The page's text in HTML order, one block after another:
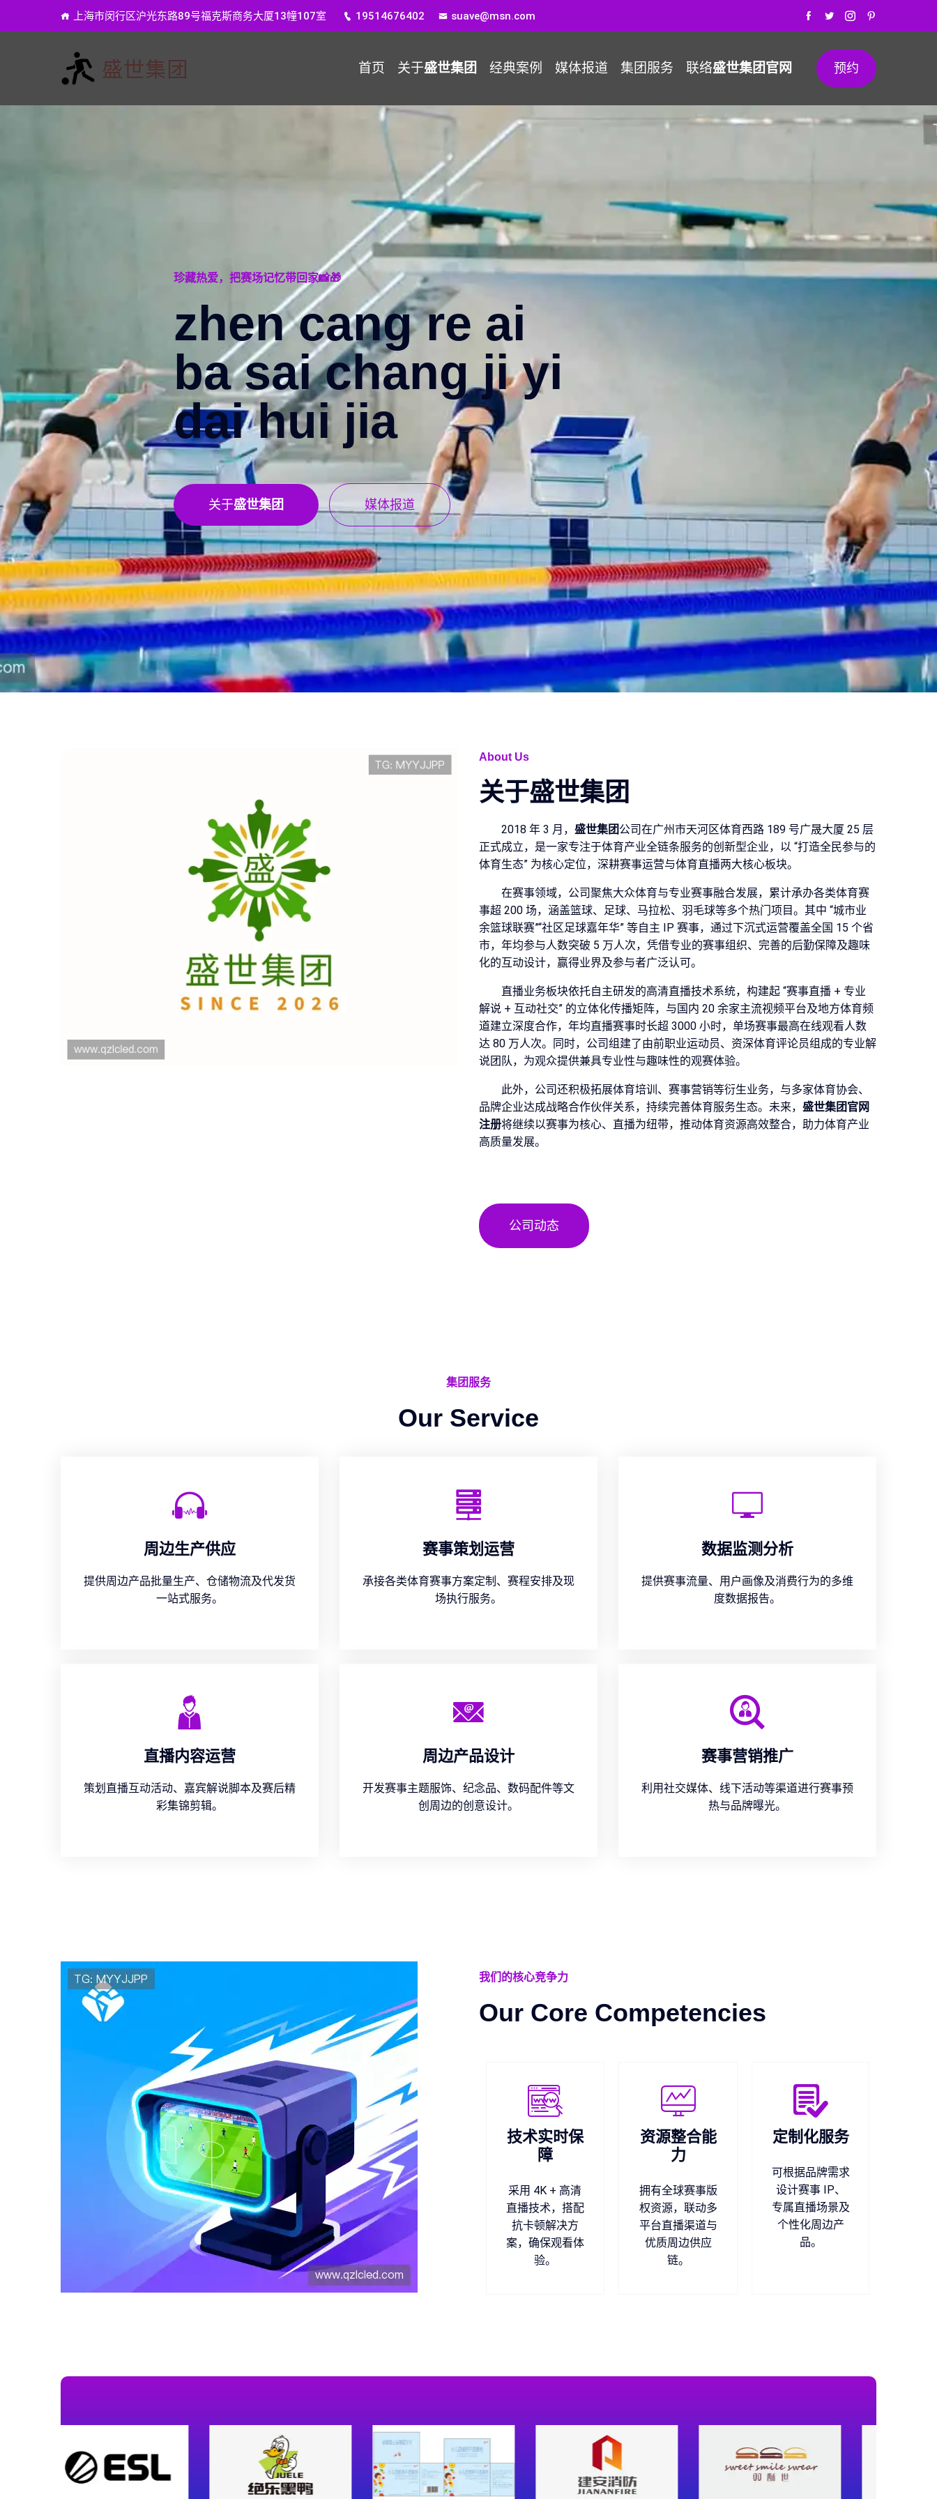
上海市闵行区沪光东路89号福克斯商务大厦13幢107室 19514676402 suave@msn.com
首页 关于盛世集团 经典案例 媒体报道 集团服务 联络盛世集团官网 预约
珍藏热爱，把赛场记忆带回家📸🎁
zhen cang re ai
ba sai chang ji yi
dai hui jia
关于盛世集团 媒体报道
About Us
关于盛世集团
2018 年 3 月， 盛世集团公司在广州市天河区体育西路 189 号广晟大厦 25 层
正式成立，是一家专注于体育产业全链条服务的创新型企业，以 “打造全民参与的
体育生态” 为核心定位，深耕赛事运营与体育直播两大核心板块。
在赛事领域，公司聚焦大众体育与专业赛事融合发展，累计承办各类体育赛
事超 200 场，涵盖篮球、足球、马拉松、羽毛球等多个热门项目。其中 “城市业
余篮球联赛”“社区足球嘉年华” 等自主 IP 赛事，通过下沉式运营覆盖全国 15 个省
市，年均参与人数突破 5 万人次，凭借专业的赛事组织、完善的后勤保障及趣味
化的互动设计，赢得业界及参与者广泛认可。
直播业务板块依托自主研发的高清直播技术系统，构建起 “赛事直播 + 专业
解说 + 互动社交” 的立体化传播矩阵，与国内 20 余家主流视频平台及地方体育频
道建立深度合作，年均直播赛事时长超 3000 小时，单场赛事最高在线观看人数
达 80 万人次。同时，公司组建了由前职业运动员、资深体育评论员组成的专业解
说团队，为观众提供兼具专业性与趣味性的观赛体验。
此外，公司还积极拓展体育培训、赛事营销等衍生业务，与多家体育协会、
品牌企业达成战略合作伙伴关系，持续完善体育服务生态。未来， 盛世集团官网
注册将继续以赛事为核心、直播为纽带，推动体育资源高效整合，助力体育产业
高质量发展。
公司动态
集团服务
Our Service
周边生产供应
提供周边产品批量生产、仓储物流及代发货
一站式服务。
赛事策划运营
承接各类体育赛事方案定制、赛程安排及现
场执行服务。
数据监测分析
提供赛事流量、用户画像及消费行为的多维
度数据报告。
直播内容运营
策划直播互动活动、嘉宾解说脚本及赛后精
彩集锦剪辑。
周边产品设计
开发赛事主题服饰、纪念品、数码配件等文
创周边的创意设计。
赛事营销推广
利用社交媒体、线下活动等渠道进行赛事预
热与品牌曝光。
我们的核心竞争力
Our Core Competencies
技术实时保
障
采用 4K + 高清
直播技术，搭配
抗卡顿解决方
案，确保观看体
验。
资源整合能
力
拥有全球赛事版
权资源，联动多
平台直播渠道与
优质周边供应
链。
定制化服务
可根据品牌需求
设计赛事 IP、
专属直播场景及
个性化周边产
品。